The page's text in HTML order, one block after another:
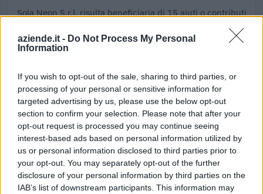
aziende.it - Do Not Process My Personal
Information
If you wish to opt-out of the sale, sharing to third parties, or
processing of your personal or sensitive information for
targeted advertising by us, please use the below opt-out
section to confirm your selection. Please note that after your
opt-out request is processed you may continue seeing
interest-based ads based on personal information utilized by
us or personal information disclosed to third parties prior to
your opt-out. You may separately opt-out of the further
disclosure of your personal information by third parties on the
IAB’s list of downstream participants. This information may
Sola Neon S.r.l. risulta beneficiaria di 15 aiuti o contributi
pubblici per un totale di 1.119.018 euro (2021–2026).
2026-06-12
Banca del Mezzogiorno MedioCredito Centrale S.p.A.
224.000 euro
2025-12-16
Incentivo alle assunzioni a tempo indeterminato di
"NEET" effettuate dal 01/06/2023 al 31/12/2023 - Articolo
27 del dec
INPS
16.381 euro